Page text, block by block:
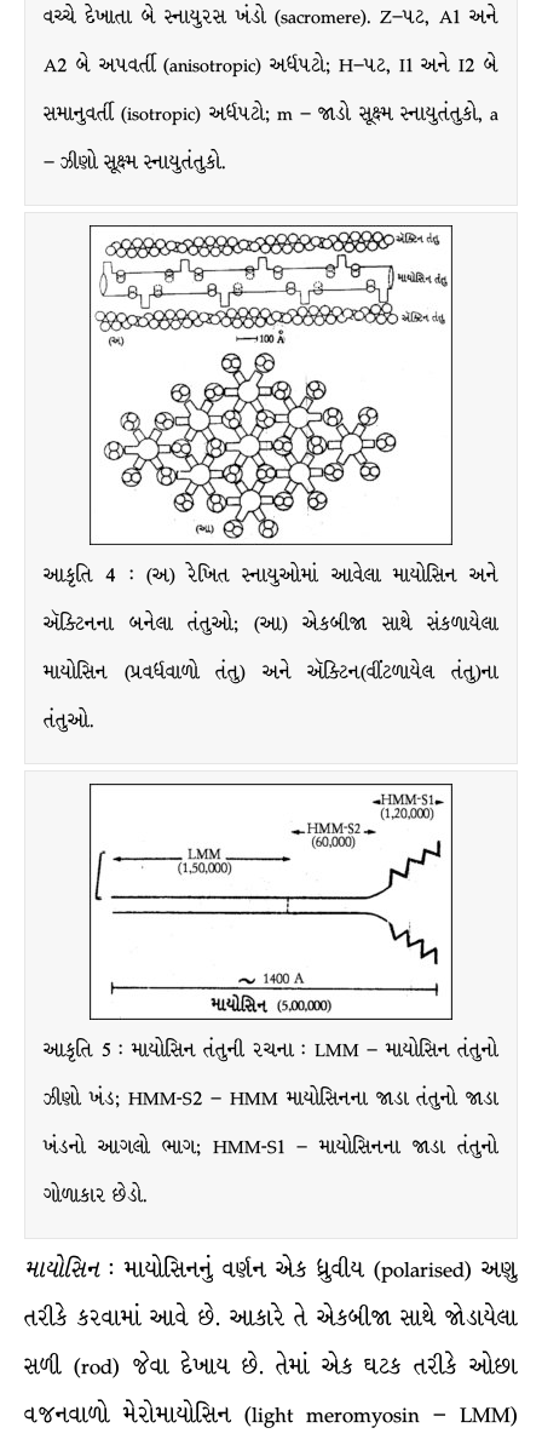
વચ્ચે દેખાતા બે સ્નાયુરસ ખંડો (sacromere). Z–પટ, A1 અને
A2 બે અપવર્તી (anisotropic) અર્ધપટો; H–પટ, I1 અને I2 બે
સમાનુવર્તી (isotropic) અર્ધપટો; m – જાડો સૂક્ષ્મ સ્નાયુતંતુકો, a
– ઝીણો સૂક્ષ્મ સ્નાયુતંતુકો.
આકૃતિ 4 : (અ) રેખિત સ્નાયુઓમાં આવેલા માયોસિન અને
ઍક્ટિનના બનેલા તંતુઓ; (આ) એકબીજા સાથે સંકળાયેલા
માયોસિન (પ્રવર્ધવાળો તંતુ) અને ઍક્ટિન(વીંટળાયેલ તંતુ)ના
તંતુઓ.
આકૃતિ 5 : માયોસિન તંતુની રચના : LMM – માયોસિન તંતુનો
ઝીણો ખંડ; HMM-S2 – HMM માયોસિનના જાડા તંતુનો જાડા
ખંડનો આગલો ભાગ; HMM-S1 – માયોસિનના જાડા તંતુનો
ગોળાકાર છેડો.
માયોસિન: માયોસિનનું વર્ણન એક ધ્રુવીય (polarised) અણુ
તરીકે કરવામાં આવે છે. આકારે તે એકબીજા સાથે જોડાયેલા
સળી (rod) જેવા દેખાય છે. તેમાં એક ઘટક તરીકે ઓછા
વજનવાળો મેરોમાયોસિન (light meromyosin – LMM)